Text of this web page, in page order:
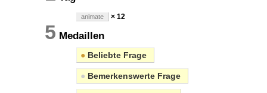
animate × 12
5 Medaillen
● Beliebte Frage
● Bemerkenswerte Frage